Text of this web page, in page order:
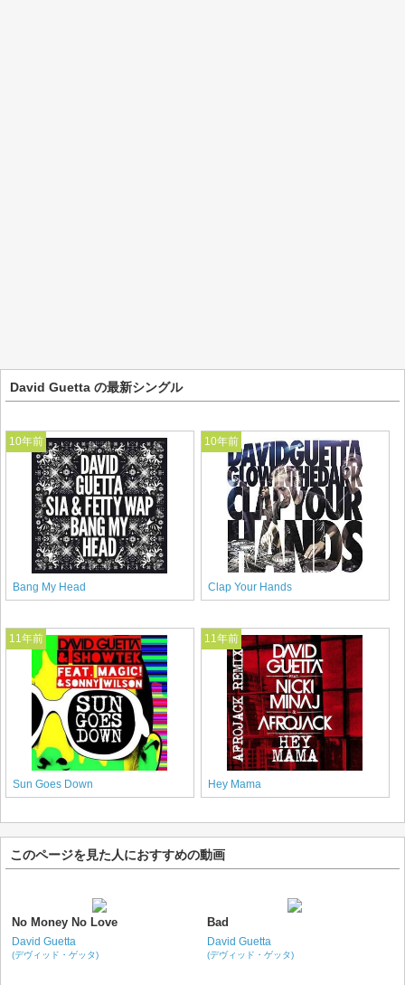
David Guetta の最新シングル
10年前
Bang My Head
10年前
Clap Your Hands
11年前
Sun Goes Down
11年前
Hey Mama
このページを見た人におすすめの動画
No Money No Love
David Guetta
(デヴィッド・ゲッタ)
Bad
David Guetta
(デヴィッド・ゲッタ)